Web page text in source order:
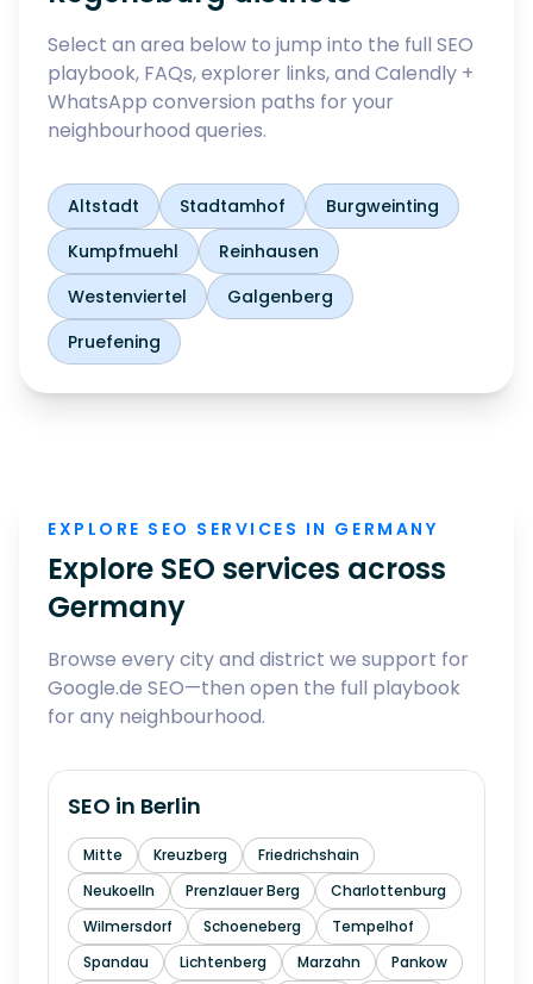
Select an area below to jump into the full SEO
playbook, FAQs, explorer links, and Calendly +
WhatsApp conversion paths for your
neighbourhood queries.
Altstadt Stadtamhof
Burgweinting
Kumpfmuehl
Reinhausen
Westenviertel
Galgenberg
Pruefening
EXPLORE SEO SERVICES IN GERMANY
Explore SEO services across
Germany
Browse every city and district we support for
Google.de SEO—then open the full playbook
for any neighbourhood.
SEO in Berlin
Mitte Kreuzberg
Friedrichshain
Neukoelln
Prenzlauer Berg
Charlottenburg
Wilmersdorf
Schoeneberg
Tempelhof
Spandau
Lichtenberg Marzahn
Pankow